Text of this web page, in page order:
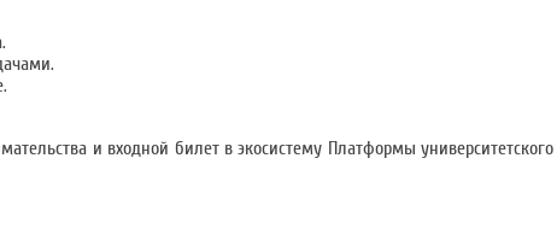
и входной билет в экосистему Платформы университетского